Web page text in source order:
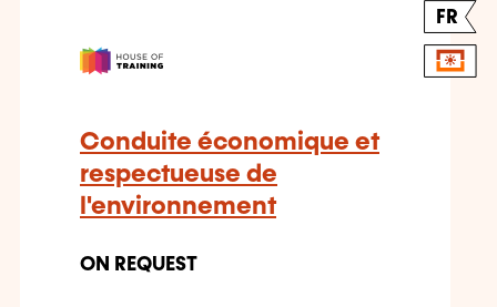
FR
Conduite économique et
respectueuse de
l'environnement
ON REQUEST